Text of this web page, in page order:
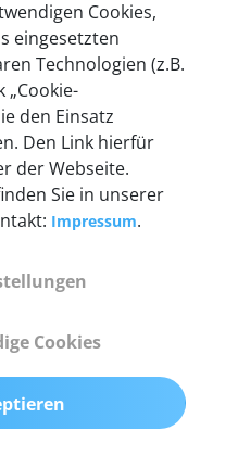
&
Cookies,
eingesetzten
Technologien (z.B.
„Cookie-
den Einsatz
Den Link hierfür
der Webseite.
Sie in unserer
Impressum.
Cookies